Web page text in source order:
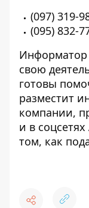
(097) 319-
(095) 832-
Информатор
свою
готовы
разместит
компании,
и в
том, как